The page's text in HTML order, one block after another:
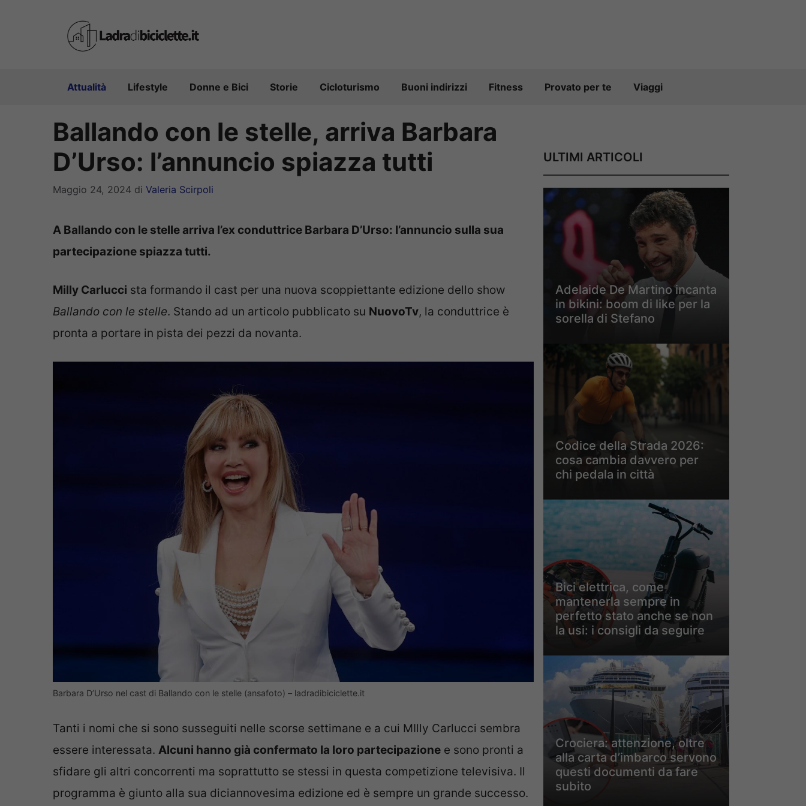
Attualità Lifestyle Donne e Bici Storie Cicloturismo Buoni indirizzi Fitness Provato per te Viaggi
Ballando con le stelle, arriva Barbara
D’Urso: l’annuncio spiazza tutti
Maggio 24, 2024 di Valeria Scirpoli
A Ballando con le stelle arriva l’ex conduttrice Barbara D’Urso: l’annuncio sulla sua
partecipazione spiazza tutti.
Milly Carlucci sta formando il cast per una nuova scoppiettante edizione dello show
Ballando con le stelle. Stando ad un articolo pubblicato su NuovoTv, la conduttrice è
pronta a portare in pista dei pezzi da novanta.
Barbara D’Urso nel cast di Ballando con le stelle (ansafoto) – ladradibiciclette.it
Tanti i nomi che si sono susseguiti nelle scorse settimane e a cui MIlly Carlucci sembra
essere interessata. Alcuni hanno già confermato la loro partecipazione e sono pronti a
sfidare gli altri concorrenti ma soprattutto se stessi in questa competizione televisiva. Il
programma è giunto alla sua diciannovesima edizione ed è sempre un grande successo.
ULTIMI ARTICOLI
Adelaide De Martino incanta
in bikini: boom di like per la
sorella di Stefano
Codice della Strada 2026:
cosa cambia davvero per
chi pedala in città
Bici elettrica, come
mantenerla sempre in
perfetto stato anche se non
la usi: i consigli da seguire
Crociera: attenzione, oltre
alla carta d’imbarco servono
questi documenti da fare
subito